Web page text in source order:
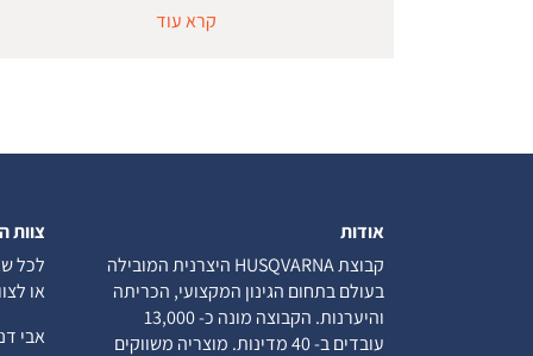
קרא עוד
אודות
קבוצת HUSQVARNA היצרנית המובילה
בעולם בתחום הגינון המקצועי, הכריתה
והיערנות. הקבוצה מונה כ- 13,000
עובדים ב- 40 מדינות. מוצריה משווקים
צוות
לכל
או
אבי